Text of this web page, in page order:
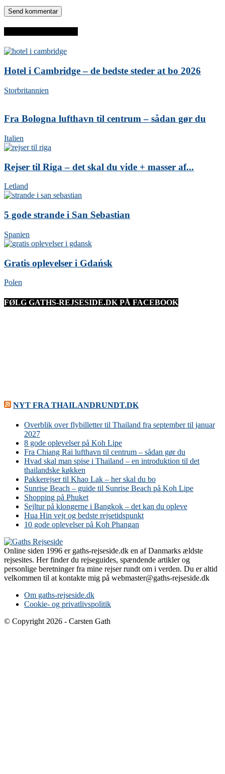
Hotel i Cambridge – de bedste steder at bo 2026
Storbritannien
Fra Bologna lufthavn til centrum – sådan gør du
Italien
Rejser til Riga – det skal du vide + masser af...
Letland
5 gode strande i San Sebastian
Spanien
Gratis oplevelser i Gdańsk
Polen
FØLG GATHS-REJSESIDE.DK PÅ FACEBOOK
NYT FRA THAILANDRUNDT.DK
Overblik over flybilletter til Thailand fra september til januar
2027
8 gode oplevelser på Koh Lipe
Fra Chiang Rai lufthavn til centrum – sådan gør du
Hvad skal man spise i Thailand – en introduktion til det
thailandske køkken
Pakkerejser til Khao Lak – her skal du bo
Sunrise Beach – guide til Sunrise Beach på Koh Lipe
Shopping på Phuket
Sejltur på klongerne i Bangkok – det kan du opleve
Hua Hin vejr og bedste rejsetidspunkt
10 gode oplevelser på Koh Phangan
Online siden 1996 er gaths-rejseside.dk en af Danmarks ældste
rejsesites. Her finder du rejseguides, spændende artikler og
personlige beretninger fra mine rejser rundt om i verden. Du er altid
velkommen til at kontakte mig på webmaster@gaths-rejseside.dk
Om gaths-rejseside.dk
Cookie- og privatlivspolitik
© Copyright 2026 - Carsten Gath